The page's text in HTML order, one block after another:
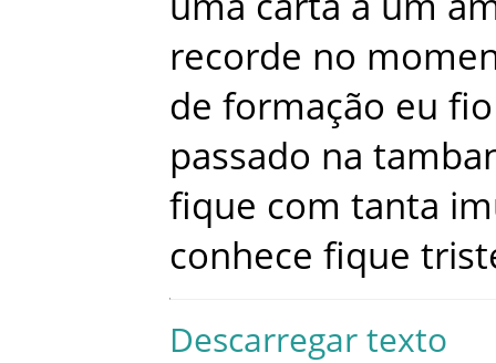
recorde no
de formação eu fio
passado na
fique com tanta
conhece fique
Descarregar texto